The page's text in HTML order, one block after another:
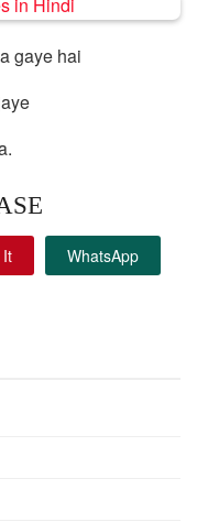
gaye hai
It WhatsApp